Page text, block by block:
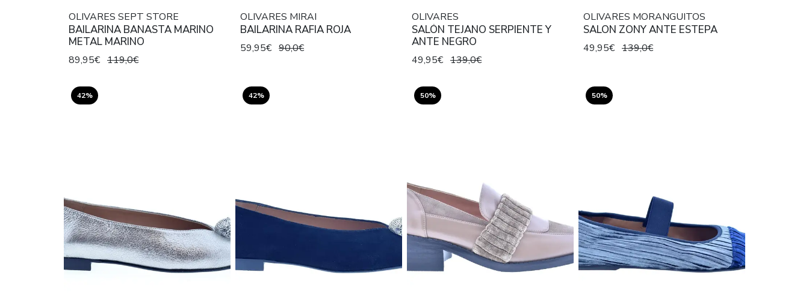
OLIVARES SEPT STORE
BAILARINA BANASTA MARINO
METAL MARINO
89,95€ 119,0€
OLIVARES MIRAI
BAILARINA RAFIA ROJA
59,95€ 90,0€
OLIVARES
SALÓN TEJANO SERPIENTE Y
ANTE NEGRO
49,95€ 139,0€
OLIVARES MORANGUITOS
SALON ZONY ANTE ESTEPA
49,95€ 139,0€
42% 42% 50% 50%